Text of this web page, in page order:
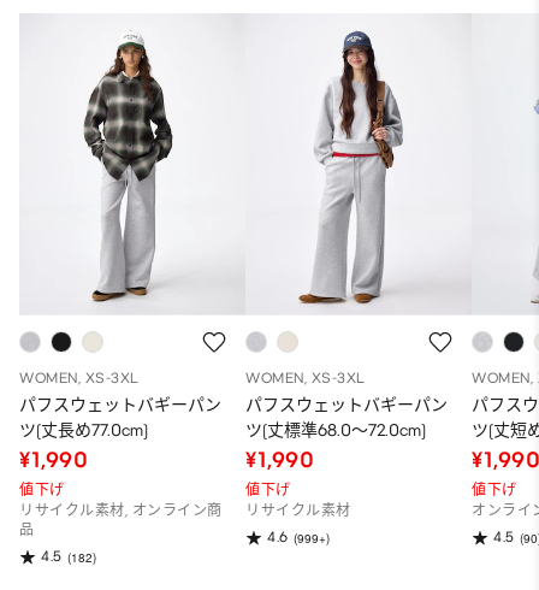
WOMEN, XS-3XL
パフスウェットバギーパン
ツ(丈長め77.0cm)
¥1,990
値下げ
リサイクル素材, オンライン商
品
4.5 (182)
WOMEN, XS-3XL
パフスウェットバギーパン
ツ(丈標準68.0～72.0cm)
¥1,990
値下げ
リサイクル素材
4.6 (999+)
WOMEN,
パフス
ツ(丈短
値下げ
オンライ
4.5